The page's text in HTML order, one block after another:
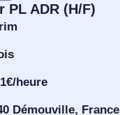
PL ADR (H/F)
heure
Démouville, France